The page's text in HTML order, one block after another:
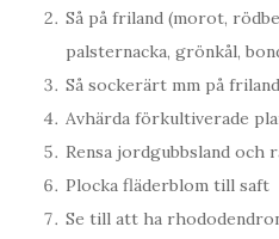
Så på friland (morot,
palsternacka, grönkål,
Så sockerärt mm på
Avhärda förkultiverade
Rensa jordgubbsland och
Plocka fläderblom till saft
Se till att ha